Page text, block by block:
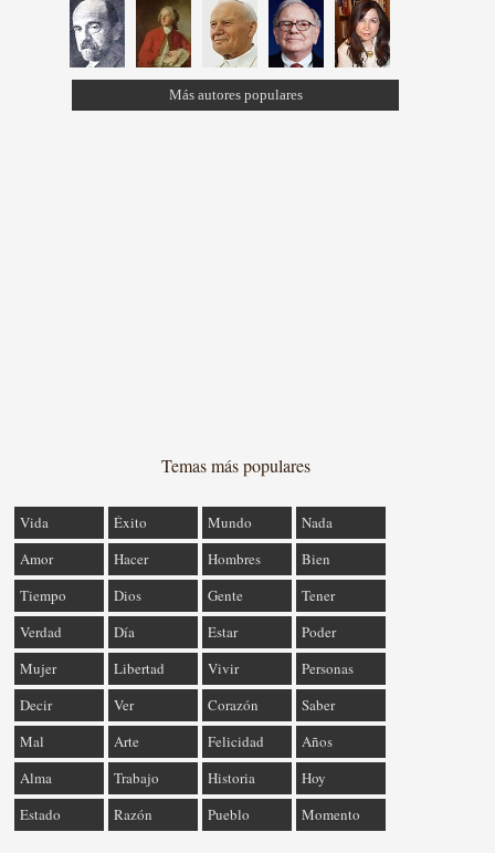
Más autores populares
Temas más populares
Vida Éxito Mundo
Nada
Amor
Hacer Hombres
Bien
Tiempo
Dios Gente
Tener
Verdad
Día Estar
Poder
Mujer
Libertad Vivir
Personas
Decir
Ver Corazón
Saber
Mal
Arte Felicidad
Años
Alma
Trabajo Historia
Hoy
Estado
Razón Pueblo Momento